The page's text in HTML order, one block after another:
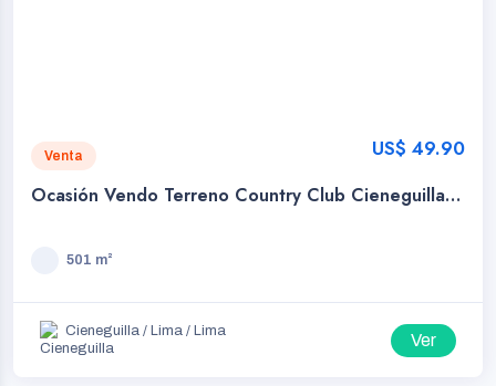
Venta US$ 49.90
Ocasión Vendo Terreno Country Club Cieneguilla
501 m²
Cieneguilla / Lima / Lima Ver